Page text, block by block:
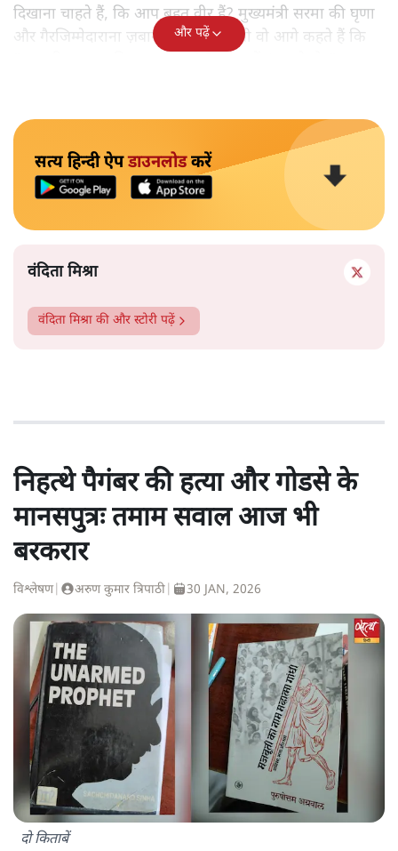
दिखाना चाहते हैं, कि आप बहुत वीर हैं? मुख्यमंत्री सरमा की घृणा
और गैरजिम्मेदाराना ज़बान यहीं नहीं रुकती वो आगे कहते हैं कि
और पढ़ें
सत्य हिन्दी ऐपडाउनलोडकरें
वंदिता मिश्रा
वंदिता मिश्रा की और स्टोरी पढ़ें
निहत्थे पैगंबर की हत्या और गोडसे के
मानसपुत्रः तमाम सवाल आज भी
बरकरार
विश्लेषण| अरुण कुमार त्रिपाठी 30 JAN, 2026
दो किताबें